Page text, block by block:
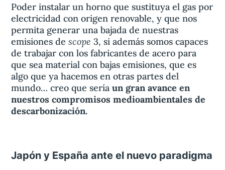
Poder instalar un horno que sustituya el gas por
electricidad con origen renovable, y que nos
permita generar una bajada de nuestras
emisiones descope 3, si además somos capaces
de trabajar con los fabricantes de acero para
que sea material con bajas emisiones, que es
algo que ya hacemos en otras partes del
mundo… creo que seríaun gran avance en
nuestros compromisos medioambientales de
descarbonización.
Japón y España ante el nuevo paradigma